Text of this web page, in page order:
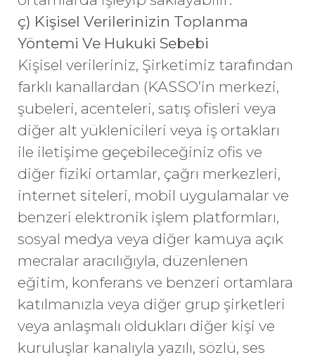
ç) Kişisel Verilerinizin Toplanma
Yöntemi Ve Hukuki Sebebi
Kişisel verileriniz, Şirketimiz tarafından
farklı kanallardan (KASSO’in merkezi,
şubeleri, acenteleri, satış ofisleri veya
diğer alt yüklenicileri veya iş ortakları
ile iletişime geçebileceğiniz ofis ve
diğer fiziki ortamlar, çağrı merkezleri,
internet siteleri, mobil uygulamalar ve
benzeri elektronik işlem platformları,
sosyal medya veya diğer kamuya açık
mecralar aracılığıyla, düzenlenen
eğitim, konferans ve benzeri ortamlara
katılmanızla veya diğer grup şirketleri
veya anlaşmalı oldukları diğer kişi ve
kuruluşlar kanalıyla yazılı, sözlü, ses